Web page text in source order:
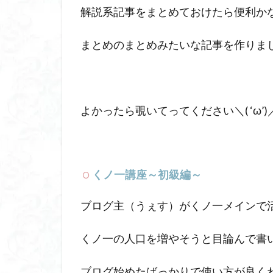
解説系記事をまとめておけたら便利か
まとめのまとめみたいな記事を作りま
よかったら覗いてってください＼( ‘ω’)
くノ一講座～初級編～
ブログ主（うぇす）がくノ一メインで
くノ一の人口を増やそうと目論んで書